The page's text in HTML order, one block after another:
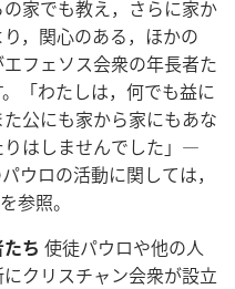
家でも教え，さらに家か
，関心のある，ほかの
フェソス会衆の年長者た
「わたしは，何でも益に
公にも家から家にもあな
はしませんでした」―
ウロの活動に関しては，
参照。
ち
クリスチャン会衆が設立